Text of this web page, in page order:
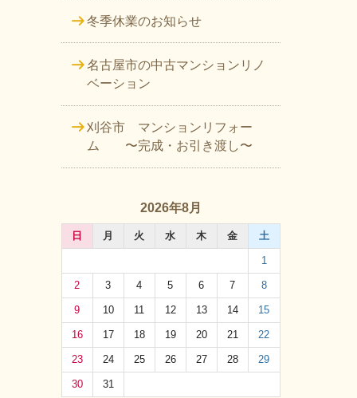
冬季休業のお知らせ
名古屋市の中古マンションリノ
ベーション
刈谷市 マンションリフォー
ム 〜完成・お引き渡し〜
2026年8月
日 月 火 水 木 金 土
1
2 3 4 5 6 7 8
9 10 11 12 13 14 15
16 17 18 19 20 21 22
23 24 25 26 27 28 29
30 31